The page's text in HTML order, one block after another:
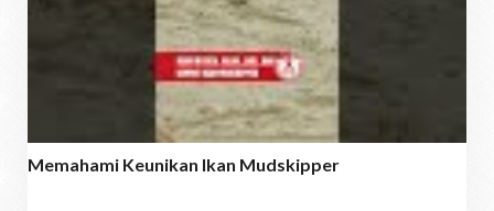
Memahami Keunikan Ikan Mudskipper